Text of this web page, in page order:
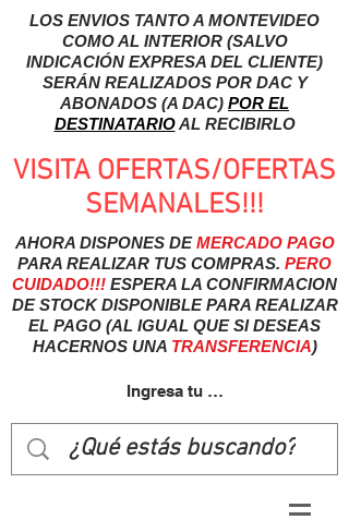
LOS ENVIOS TANTO A MONTEVIDEO
COMO AL INTERIOR (SALVO
INDICACIÓN EXPRESA DEL CLIENTE)
SERÁN REALIZADOS POR DAC Y
ABONADOS (A DAC) POR EL
DESTINATARIOAL RECIBIRLO
VISITA OFERTAS/OFERTAS
SEMANALES!!!
AHORA DISPONES DEMERCADO PAGO
PARA REALIZAR TUS COMPRAS. PERO
CUIDADO!!! ESPERA LA CONFIRMACION
DE STOCK DISPONIBLE PARA REALIZAR
EL PAGO (AL IGUAL QUE SI DESEAS
HACERNOS UNA TRANSFERENCIA)
Ingresa tu usuairo